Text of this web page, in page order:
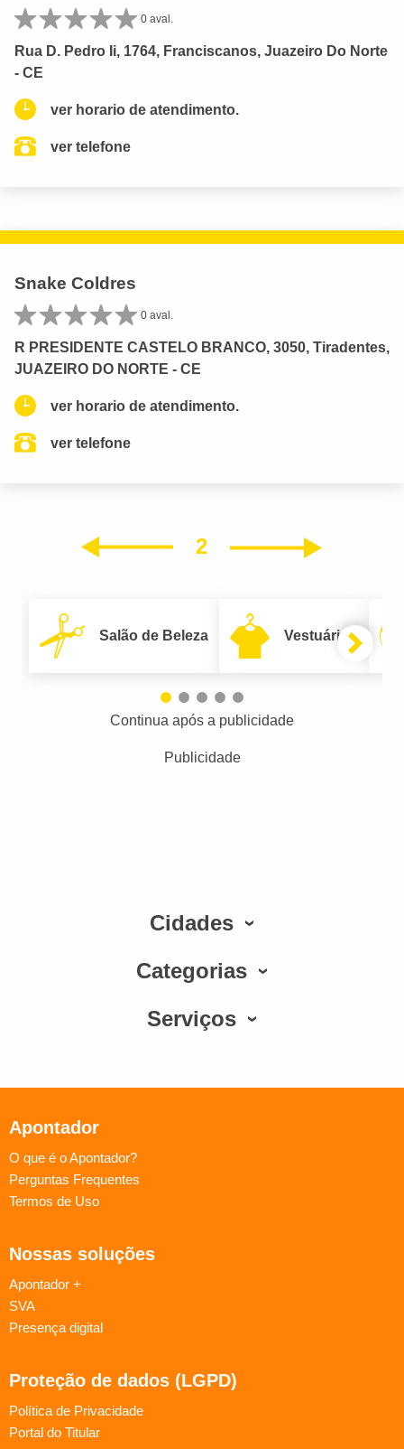
0 aval.
Rua D. Pedro Ii, 1764, Franciscanos, Juazeiro Do Norte
- CE
ver horario de atendimento.
ver telefone
Snake Coldres
0 aval.
R PRESIDENTE CASTELO BRANCO, 3050, Tiradentes,
JUAZEIRO DO NORTE - CE
ver horario de atendimento.
ver telefone
2
Salão de Beleza Vestuário
Continua após a publicidade
Publicidade
Cidades
Categorias
Serviços
Apontador
O que é o Apontador?
Perguntas Frequentes
Termos de Uso
Nossas soluções
Apontador +
SVA
Presença digital
Proteção de dados (LGPD)
Política de Privacidade
Portal do Titular